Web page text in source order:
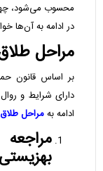
محسوب می‌شود،
در ادامه به آن‌ها
مراحل
دارای شرایط و
ادامه بهمراحل
بهزیستی